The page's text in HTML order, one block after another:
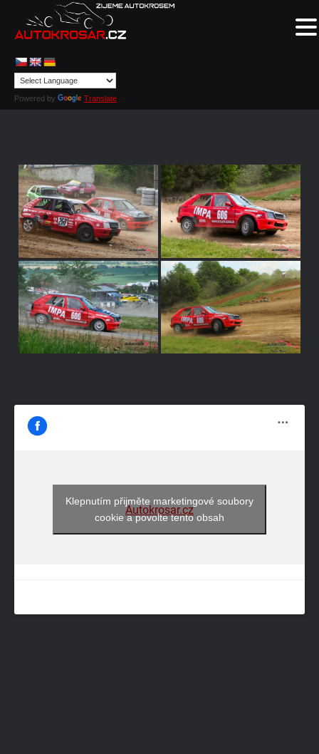
Powered by Translate
Autokrosar.cz
Klepnutím přijměte marketingové soubory
cookie a povolte tento obsah